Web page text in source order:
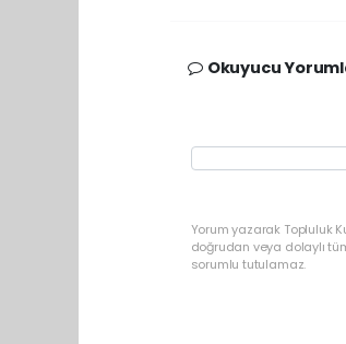
Okuyucu
Yorum yazarak Topluluk
doğrudan veya dolaylı
sorumlu tutulamaz.